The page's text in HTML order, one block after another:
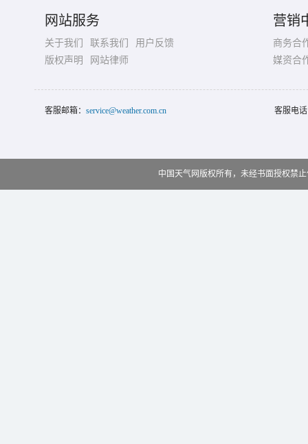
网站服务
关于我们 联系我们
用户反馈
版权声明
网站律师
营销
商务合
媒资合
客服邮箱： service@weather.com.cn 客服电
中国天气网版权所有，未经书面授权